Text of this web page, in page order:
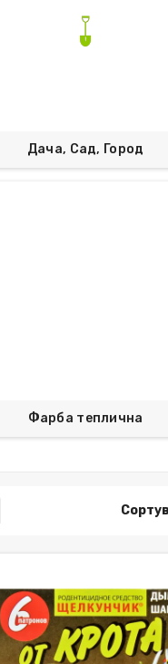
Дача, Сад, Город
Фарба теплична